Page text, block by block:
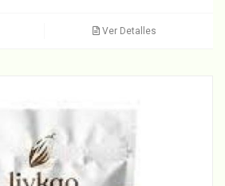
Ver Detalles